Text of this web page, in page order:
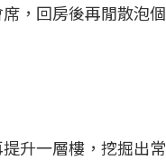
，回房後再閒散泡個
升一層樓，挖掘出常